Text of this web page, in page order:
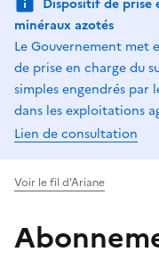
Dispositif de prise
minéraux azotés
Le Gouvernement met
de prise en charge du
simples engendrés par
dans les exploitations
Lien de consultation
Voir le fil d'Ariane